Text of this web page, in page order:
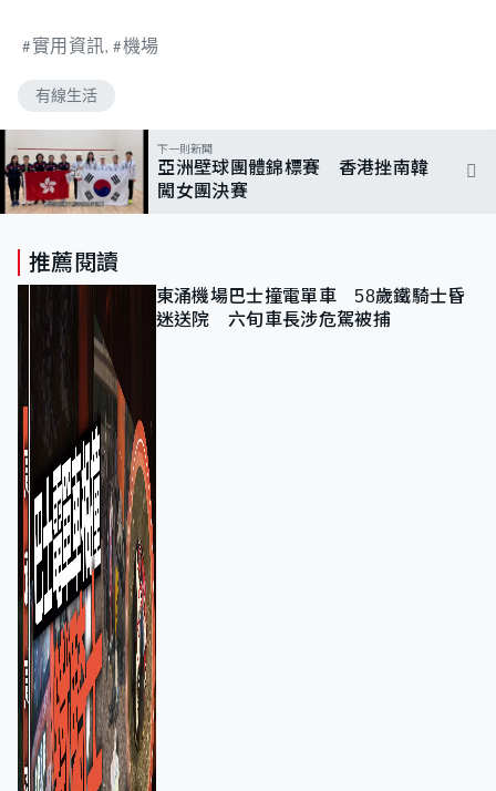
實用資訊 機場
有線生活
下一則新聞
亞洲壁球團體錦標賽 香港挫南韓
闖女團決賽
推薦閱讀
東涌機場巴士撞電單車 58歲鐵騎士昏
迷送院 六旬車長涉危駕被捕